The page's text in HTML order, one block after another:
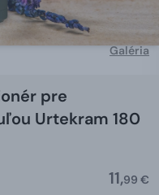
Galéria
pre
Urtekram 180
11,99 €